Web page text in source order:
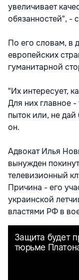
увеличивает
обязанностей", -
По его словам, в
европейских
гуманитарной
"Их интересует,
Для них главное
пыток или, не дай
он.
Адвокат Илья
вынужден
телевизионный
Причина - его
украинской
властями РФ в